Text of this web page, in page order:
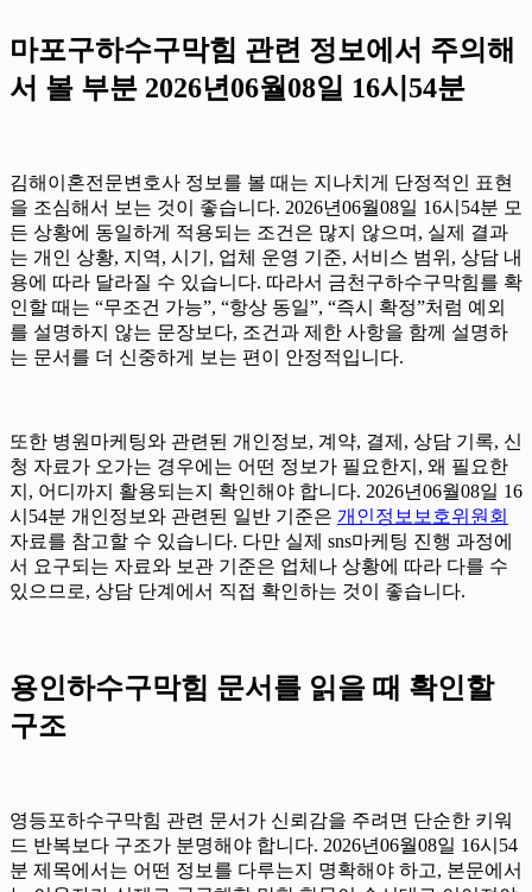
마포구하수구막힘 관련 정보에서 주의해
서 볼 부분 2026년06월08일 16시54분
김해이혼전문변호사 정보를 볼 때는 지나치게 단정적인 표현
을 조심해서 보는 것이 좋습니다. 2026년06월08일 16시54분 모
든 상황에 동일하게 적용되는 조건은 많지 않으며, 실제 결과
는 개인 상황, 지역, 시기, 업체 운영 기준, 서비스 범위, 상담 내
용에 따라 달라질 수 있습니다. 따라서 금천구하수구막힘를 확
인할 때는 “무조건 가능”, “항상 동일”, “즉시 확정”처럼 예외
를 설명하지 않는 문장보다, 조건과 제한 사항을 함께 설명하
는 문서를 더 신중하게 보는 편이 안정적입니다.
또한 병원마케팅와 관련된 개인정보, 계약, 결제, 상담 기록, 신
청 자료가 오가는 경우에는 어떤 정보가 필요한지, 왜 필요한
지, 어디까지 활용되는지 확인해야 합니다. 2026년06월08일 16
시54분 개인정보와 관련된 일반 기준은 개인정보보호위원회
자료를 참고할 수 있습니다. 다만 실제 sns마케팅 진행 과정에
서 요구되는 자료와 보관 기준은 업체나 상황에 따라 다를 수
있으므로, 상담 단계에서 직접 확인하는 것이 좋습니다.
용인하수구막힘 문서를 읽을 때 확인할
구조
영등포하수구막힘 관련 문서가 신뢰감을 주려면 단순한 키워
드 반복보다 구조가 분명해야 합니다. 2026년06월08일 16시54
분 제목에서는 어떤 정보를 다루는지 명확해야 하고, 본문에서